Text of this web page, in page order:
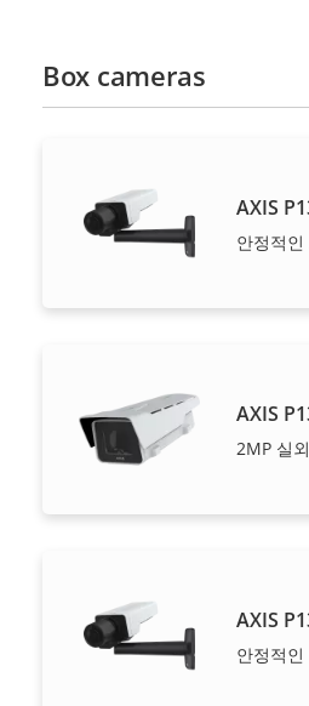
Box cameras
AXIS
안정적
AXIS
2MP 실
AXIS
안정적